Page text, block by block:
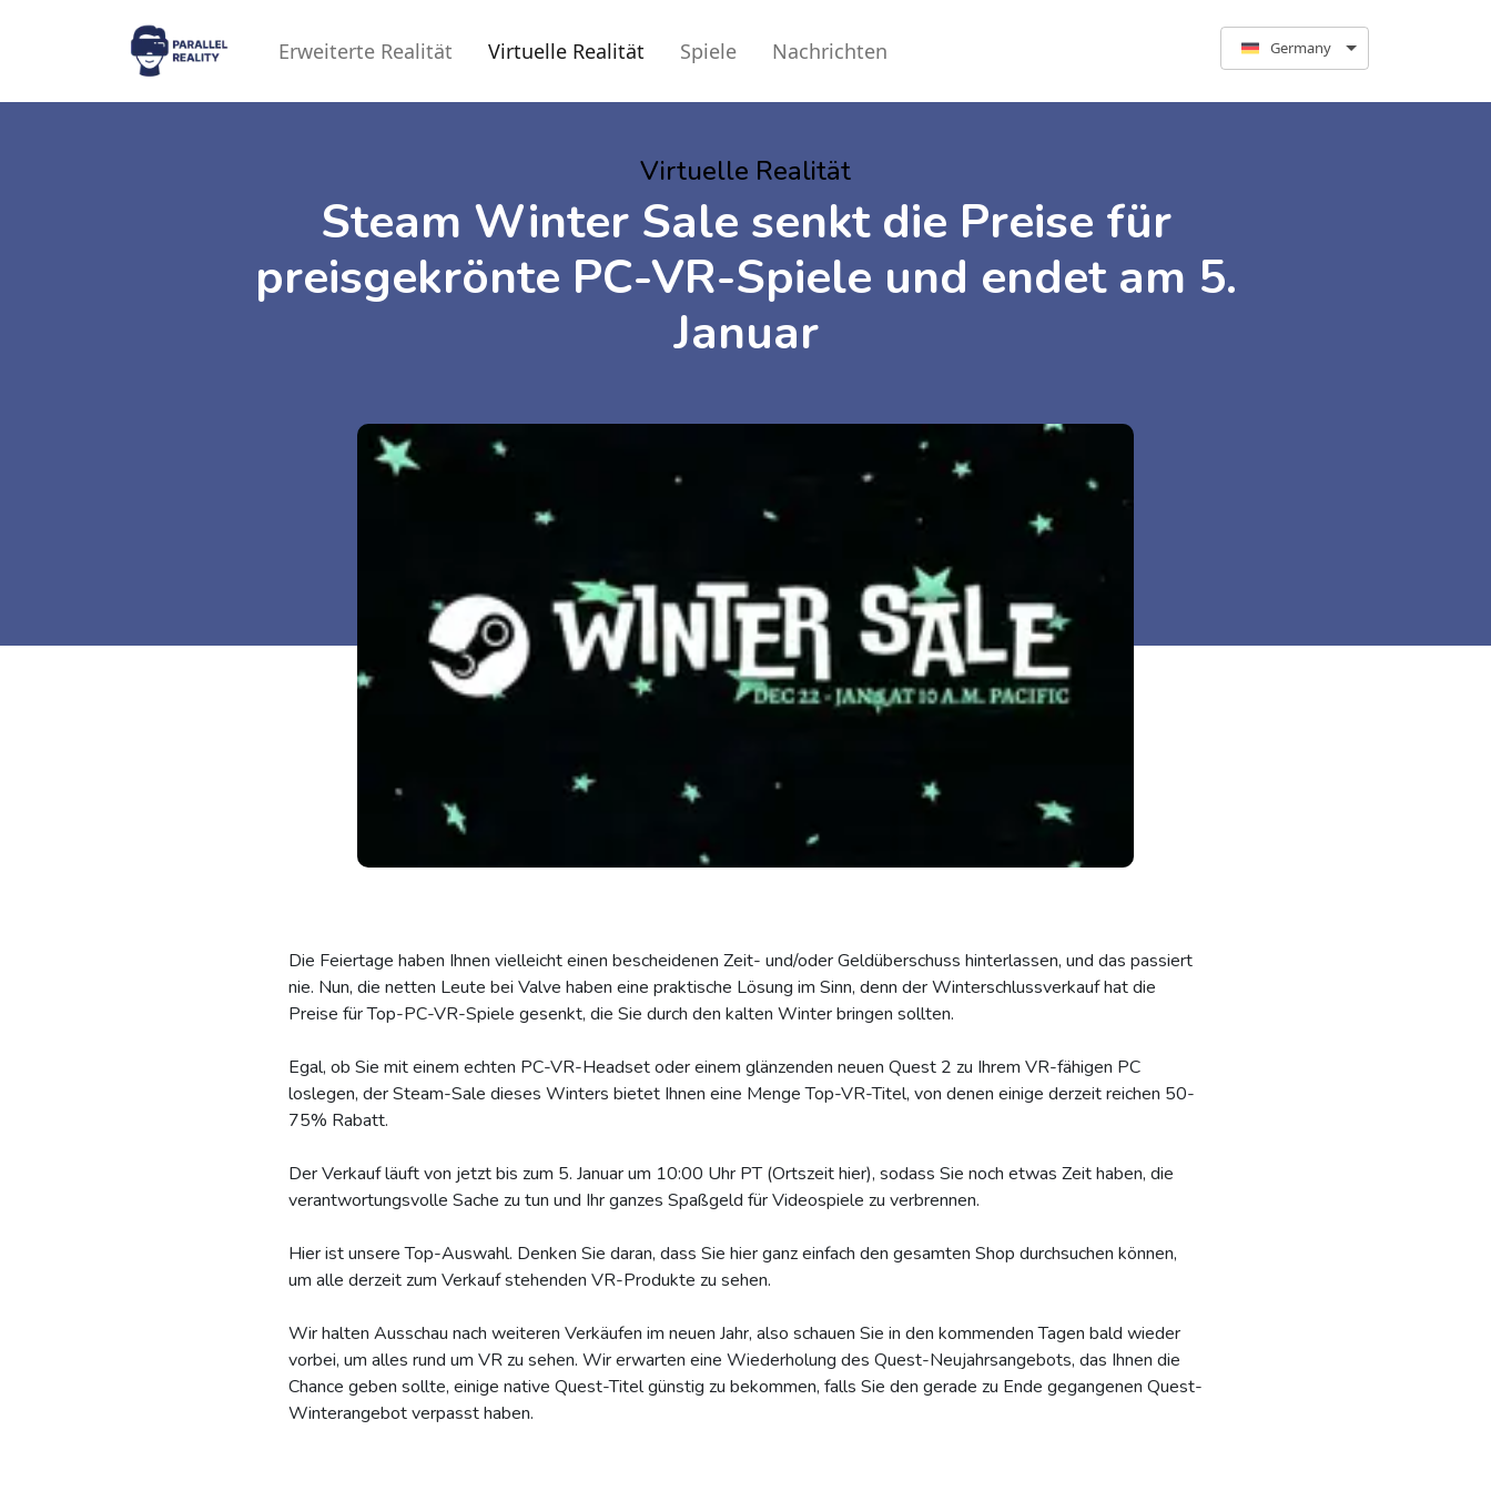
Erweiterte Realität Virtuelle Realität Spiele Nachrichten Germany
Virtuelle Realität
Steam Winter Sale senkt die Preise für
preisgekrönte PC-VR-Spiele und endet am 5.
Januar
Die Feiertage haben Ihnen vielleicht einen bescheidenen Zeit- und/oder Geldüberschuss hinterlassen, und das passiert
nie. Nun, die netten Leute bei Valve haben eine praktische Lösung im Sinn, denn der Winterschlussverkauf hat die
Preise für Top-PC-VR-Spiele gesenkt, die Sie durch den kalten Winter bringen sollten.
Egal, ob Sie mit einem echten PC-VR-Headset oder einem glänzenden neuen Quest 2 zu Ihrem VR-fähigen PC
loslegen, der Steam-Sale dieses Winters bietet Ihnen eine Menge Top-VR-Titel, von denen einige derzeit reichen 50-
75% Rabatt.
Der Verkauf läuft von jetzt bis zum 5. Januar um 10:00 Uhr PT (Ortszeit hier), sodass Sie noch etwas Zeit haben, die
verantwortungsvolle Sache zu tun und Ihr ganzes Spaßgeld für Videospiele zu verbrennen.
Hier ist unsere Top-Auswahl. Denken Sie daran, dass Sie hier ganz einfach den gesamten Shop durchsuchen können,
um alle derzeit zum Verkauf stehenden VR-Produkte zu sehen.
Wir halten Ausschau nach weiteren Verkäufen im neuen Jahr, also schauen Sie in den kommenden Tagen bald wieder
vorbei, um alles rund um VR zu sehen. Wir erwarten eine Wiederholung des Quest-Neujahrsangebots, das Ihnen die
Chance geben sollte, einige native Quest-Titel günstig zu bekommen, falls Sie den gerade zu Ende gegangenen Quest-
Winterangebot verpasst haben.